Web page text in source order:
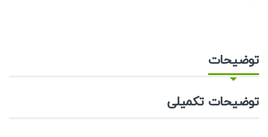
توضیحات
توضیحات تکمیلی